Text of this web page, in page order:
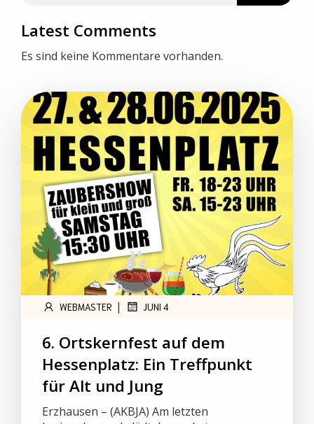
Latest Comments
Es sind keine Kommentare vorhanden.
WEBMASTER | JUNI 4
6. Ortskernfest auf dem
Hessenplatz: Ein Treffpunkt
für Alt und Jung
Erzhausen – (AKBJA) Am letzten